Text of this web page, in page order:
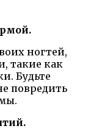
ногтей,
такие как
Будьте
повредить